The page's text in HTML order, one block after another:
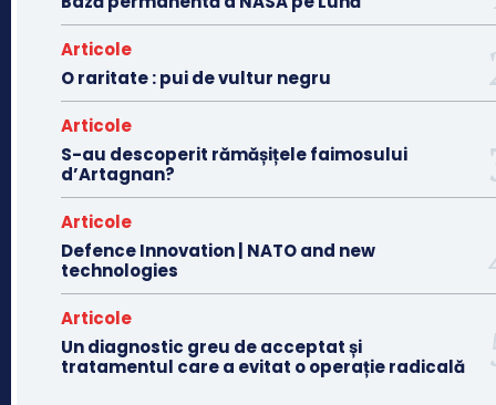
Articole
O raritate : pui de vultur negru
Articole
S-au descoperit rămășițele faimosului
d’Artagnan?
Articole
Defence Innovation | NATO and new
technologies
Articole
Un diagnostic greu de acceptat și
tratamentul care a evitat o operație radicală